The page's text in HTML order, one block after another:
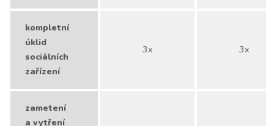
kompletní
úklid
sociálních
zařízení
3x 3x
zametení
a vytření